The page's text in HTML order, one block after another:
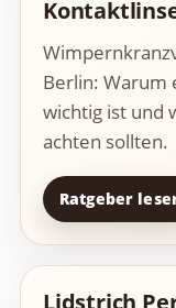
Berlin: Warum
wichtig ist und
achten sollten.
Ratgeber